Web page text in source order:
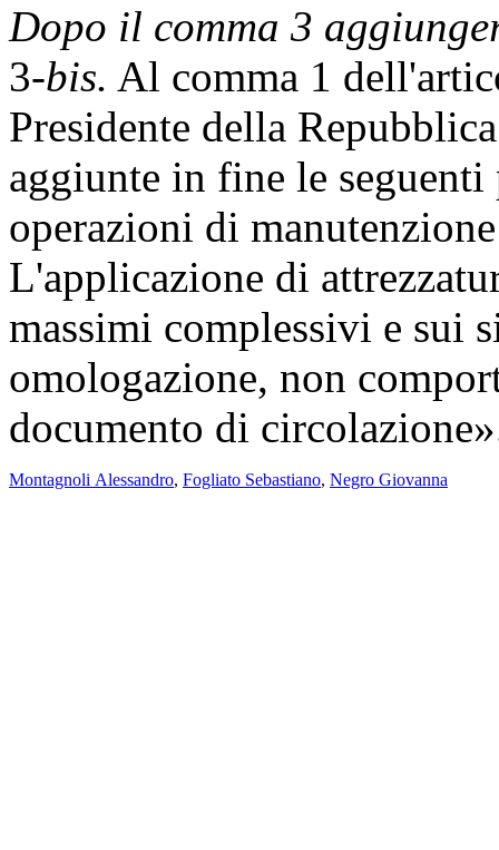
Dopo il comma 3
3-bis. Al comma 1
Presidente della
aggiunte in fine le
operazioni di
L'applicazione di
massimi complessivi e sui
omologazione, non
documento di
Montagnoli Alessandro, Fogliato Sebastiano, Negro Giovanna